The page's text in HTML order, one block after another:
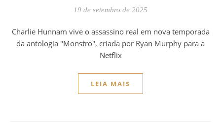
19 de setembro de 2025
Charlie Hunnam vive o assassino real em nova temporada
da antologia "Monstro", criada por Ryan Murphy para a
Netflix
LEIA MAIS